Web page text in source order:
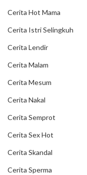
Cerita Hot Mama
Cerita Istri Selingkuh
Cerita Lendir
Cerita Malam
Cerita Mesum
Cerita Nakal
Cerita Semprot
Cerita Sex Hot
Cerita Skandal
Cerita Sperma